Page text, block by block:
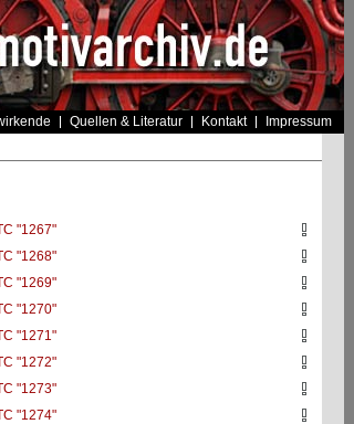
Quellen & Literatur Kontakt Impressum
"1267"
"1268"
"1269"
"1270"
"1271"
"1272"
"1273"
"1274"